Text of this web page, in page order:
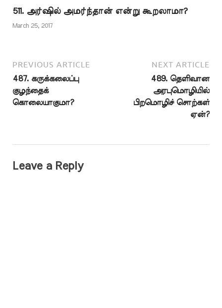
கொள்ள வேண்டும்.
வரலாறுகளிலும், வாக்குக்
511. அர்ஷில் அமர்ந்தான் என்று கூறலாமா?
March 25, 2017
PREVIOUS ARTICLE
487. கருக்கலைப்பு
குழந்தைக்
கொலையாகுமா?
NEXT ARTICLE
489. தெளிவான
அரபுமொழியில்
பிறமொழிச் சொற்கள்
ஏன்?
Leave a Reply